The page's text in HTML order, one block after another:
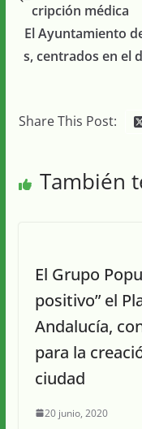
cripción médica
El Ayuntamiento
s, centrados en el
Share This Post:
También
El Grupo
positivo” el
Andalucía,
para la
ciudad
20 junio, 2020